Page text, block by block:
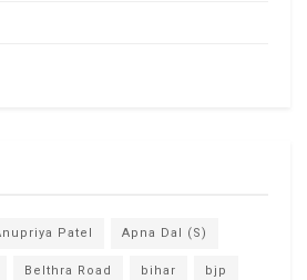
Patel Apna Dal (S)
Belthra Road bihar bjp